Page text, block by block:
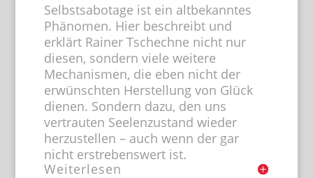
Selbstsabotage ist ein altbekanntes
Phänomen. Hier beschreibt und
erklärt Rainer Tschechne nicht nur
diesen, sondern viele weitere
Mechanismen, die eben nicht der
erwünschten Herstellung von Glück
dienen. Sondern dazu, den uns
vertrauten Seelenzustand wieder
herzustellen – auch wenn der gar
nicht erstrebenswert ist.
Weiterlesen